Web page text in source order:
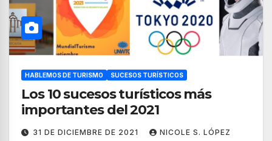
HABLEMOS DE TURISMO SUCESOS TURÍSTICOS
Los 10 sucesos turísticos más
importantes del 2021
31 DE DICIEMBRE DE 2021
NICOLE S. LÓPEZ